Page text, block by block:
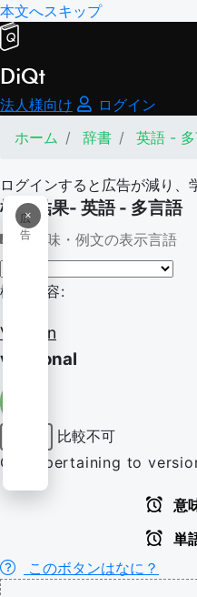
本文へスキップ
DiQt
法人様向け
ログイン
ホーム
辞書 英語 -
ログインすると広告が減り、
×
広
告
検索結果- 英語 - 多言語
意味・例文の表示言語
検索内容:
Version
versional
比較不可
Of or pertaining to
意
単
このボタンはなに？